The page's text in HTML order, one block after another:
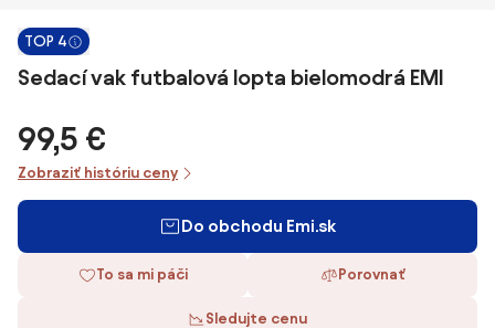
TOP 4
Sedací vak futbalová lopta bielomodrá EMI
99,5 €
Zobraziť históriu ceny
Do obchodu Emi.sk
To sa mi páči Porovnať
Sledujte cenu